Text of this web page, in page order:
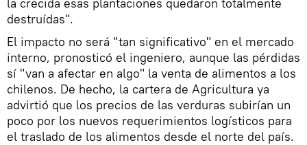
destruídas".
El impacto no será "tan significativo" en el mercado
interno, pronosticó el ingeniero, aunque las pérdidas
sí "van a afectar en algo" la venta de alimentos a los
chilenos. De hecho, la cartera de Agricultura ya
advirtió que los precios de las verduras subirían un
poco por los nuevos requerimientos logísticos para
el traslado de los alimentos desde el norte del país.